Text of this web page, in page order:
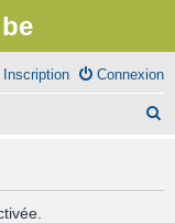
Connexion
Inscription